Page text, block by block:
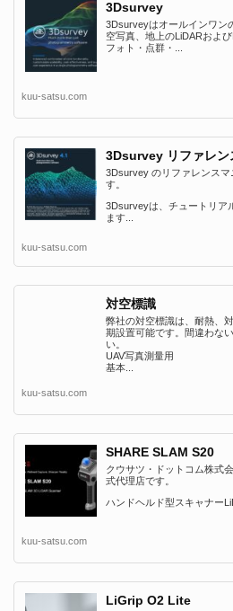
3Dsurvey
3Dsurveyはオールインワン
空写真、地上のLiDARおよ
フォト・点群・...
kuu-satsu.com
3Dsurvey リファレン
3Dsurvey のリファレンス
す。
3Dsurveyは、チュートリア
ます...
kuu-satsu.com
対空標識
弊社の対空標識は、耐熱、
期設置可能です。間違わな
い。
UAV写真測量用
基本...
kuu-satsu.com
SHARE SLAM S20
クウサツ・ドットコム株式
式代理店です。
ハンドヘルド型スキャナー
kuu-satsu.com
LiGrip O2 Lite